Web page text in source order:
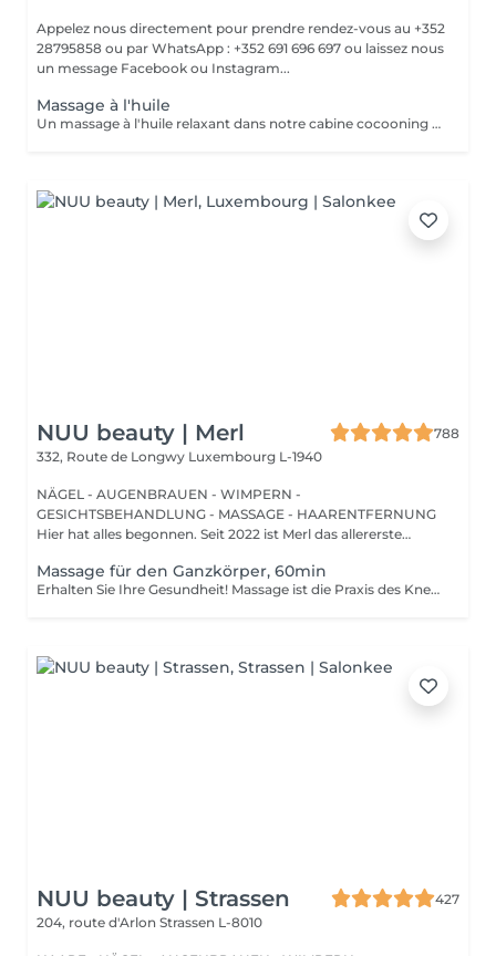
Appelez nous directement pour prendre rendez-vous au +352
28795858 ou par WhatsApp : +352 691 696 697 ou laissez nous
un message Facebook ou Instagram...
Massage à l'huile
Un massage à l'huile relaxant dans notre cabine cocooning avec des doigts de fée, n'hésitez plus, appelez nous !! +352 28 795858 ou par facebook, instagram ou encore notre site internet!! JFG CLINIC BELVAL
NUU beauty | Merl
788
332, Route de Longwy Luxembourg L-1940
NÄGEL - AUGENBRAUEN - WIMPERN -
GESICHTSBEHANDLUNG - MASSAGE - HAARENTFERNUNG
Hier hat alles begonnen. Seit 2022 ist Merl das allererste
Massage für den Ganzkörper, 60min
Erhalten Sie Ihre Gesundheit! Massage ist die Praxis des Knetens oder Bearbeitens der Muskeln und anderer Weichteile einer Person, um Stress zu reduzieren, Muskelschmerzen zu lindern, die Entspannung zu fördern und die Funktion des Immunsystems zu verbessern. Vorteile einer Ganzkörpermassage für die Gesundheit: - reduziert Stress - entspannend - verbessert die Durchblutung - verbessert das Immunsystem des Körpers Wie wird eine Ganzkörpermassage durchgeführt? - Kopf und Nacken werden massiert - Schultern und Rücken werden massiert - Hände und Arme werden massiert - Füße und Beine werden massiert - der Bauch wird massiert Altersbeschränkungen: es gibt keine Altersbeschränkungen für dieses Verfahren. Empfehlungen nach dem Eingriff: nach dem Eingriff 2-3 Stunden keinen Sport und plötzliche Bewegungen machen. Frequenz: 1-2 Mal pro Woche, insgesamt 10 Mal. Wiederholen Sie den Eingriff alle 3-6 Monate.
NUU beauty | Strassen
427
204, route d'Arlon Strassen L-8010